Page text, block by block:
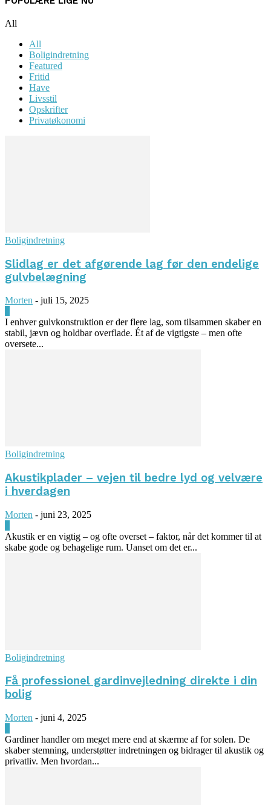
All
All
Boligindretning
Featured
Fritid
Have
Livsstil
Opskrifter
Privatøkonomi
Boligindretning
Slidlag er det afgørende lag før den endelige
gulvbelægning
Morten - juli 15, 2025
I enhver gulvkonstruktion er der flere lag, som tilsammen skaber en
stabil, jævn og holdbar overflade. Ét af de vigtigste – men ofte
oversete...
Boligindretning
Akustikplader – vejen til bedre lyd og velvære
i hverdagen
Morten - juni 23, 2025
Akustik er en vigtig – og ofte overset – faktor, når det kommer til at
skabe gode og behagelige rum. Uanset om det er...
Boligindretning
Få professionel gardinvejledning direkte i din
bolig
Morten - juni 4, 2025
Gardiner handler om meget mere end at skærme af for solen. De
skaber stemning, understøtter indretningen og bidrager til akustik og
privatliv. Men hvordan...